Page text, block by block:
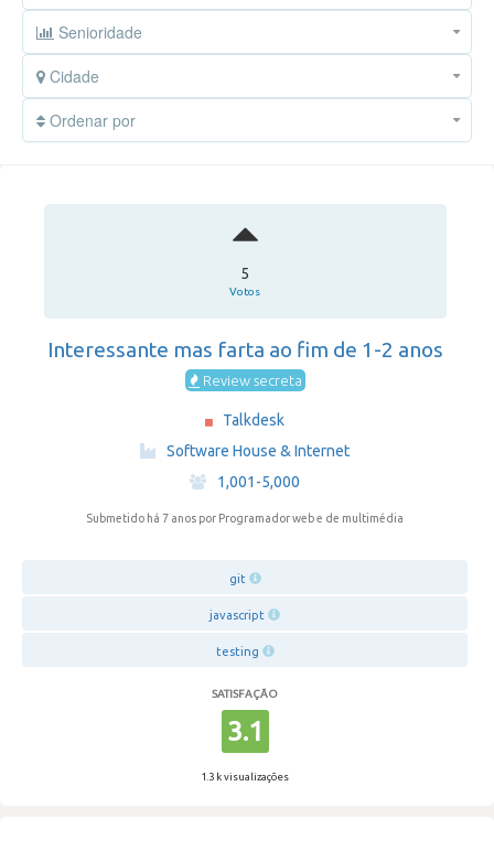
Senioridade
Cidade
Ordenar por
5
Votos
Interessante mas farta ao fim de 1-2 anos
Review secreta
Talkdesk
Software House & Internet
·
1,001-5,000
Submetido há 7 anos por Programador web e de multimédia
git
javascript
testing
SATISFAÇÃO
3.1
1.3 k visualizações